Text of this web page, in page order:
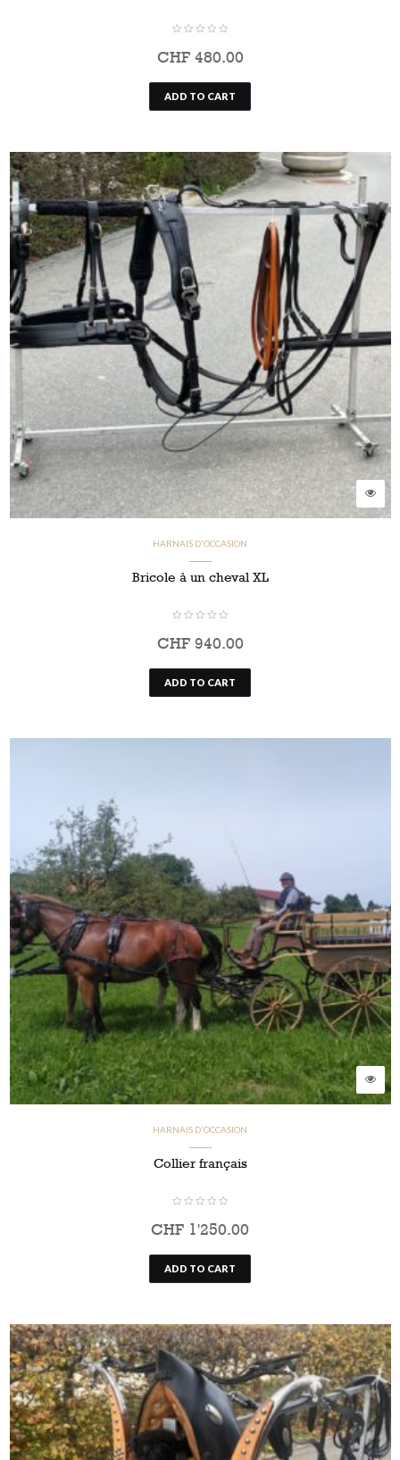
CHF480.00
ADD TO CART
HARNAIS D'OCCASION
Bricole à un cheval XL
CHF940.00
ADD TO CART
HARNAIS D'OCCASION
Collier français
CHF 1'250.00
ADD TO CART